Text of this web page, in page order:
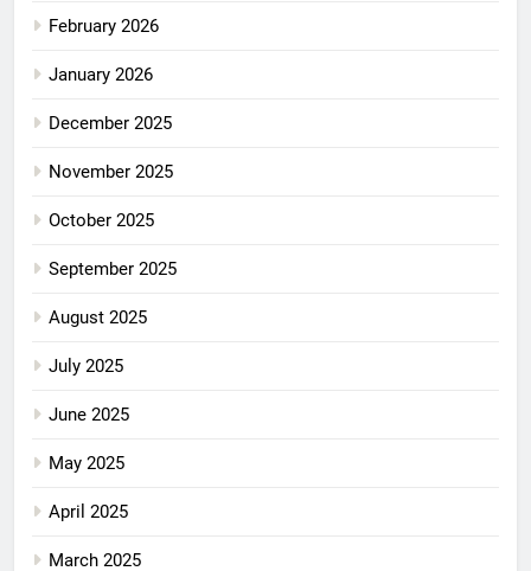
February 2026
January 2026
December 2025
November 2025
October 2025
September 2025
August 2025
July 2025
June 2025
May 2025
April 2025
March 2025